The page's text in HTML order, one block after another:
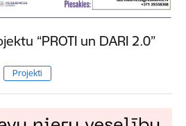
“PROTI un DARI 2.0”
Projekti